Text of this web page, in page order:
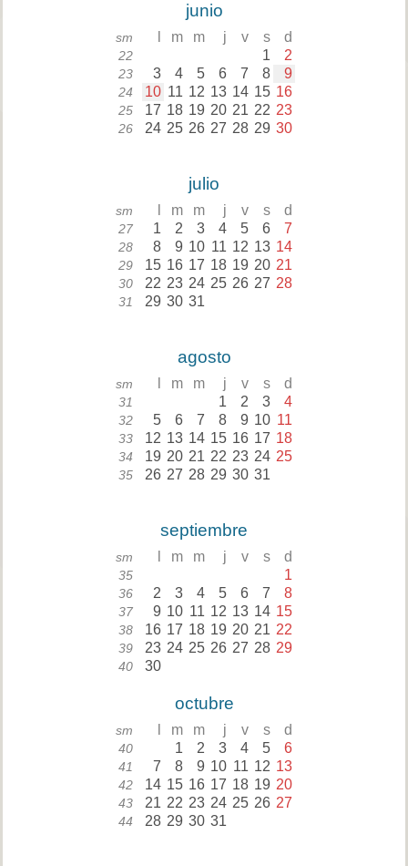
junio
sm m m j v s d
22 1 2
23 3 4 5 6 7 8 9
24 10 11 12 13 14 15 16
25 17 18 19 20 21 22 23
26 24 25 26 27 28 29 30
julio
sm m m j v s d
27 1 2 3 4 5 6 7
28 8 9 10 11 12 13 14
29 15 16 17 18 19 20 21
30 22 23 24 25 26 27 28
31 29 30 31
agosto
sm m m j v s d
31 1 2 3 4
32 5 6 7 8 9 10 11
33 12 13 14 15 16 17 18
34 19 20 21 22 23 24 25
35 26 27 28 29 30 31
septiembre
sm m m j v s d
35 1
36 2 3 4 5 6 7 8
37 9 10 11 12 13 14 15
38 16 17 18 19 20 21 22
39 23 24 25 26 27 28 29
40 30
octubre
sm m m j v s d
40 1 2 3 4 5 6
41 7 8 9 10 11 12 13
42 14 15 16 17 18 19 20
43 21 22 23 24 25 26 27
44 28 29 30 31